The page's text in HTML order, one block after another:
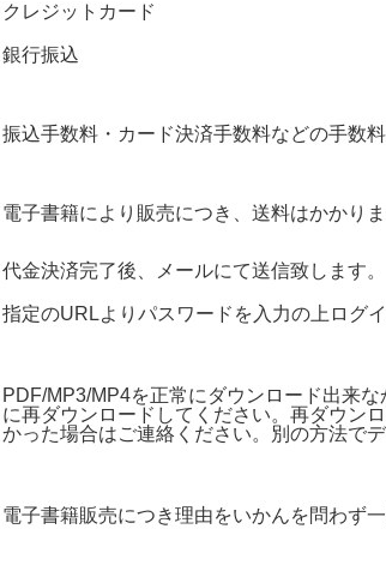
クレジットカード
銀行振込
振込手数料・カード決済手数料などの手数料
電子書籍により販売につき、送料はかかりま
代金決済完了後、メールにて送信致します。
指定のURLよりパスワードを入力の上ログ
PDF/MP3/MP4を正常にダウンロード出来
に再ダウンロードしてください。再ダウン
かった場合はご連絡ください。別の方法で
電子書籍販売につき理由をいかんを問わず